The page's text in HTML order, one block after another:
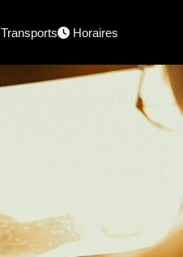
Transports Horaires